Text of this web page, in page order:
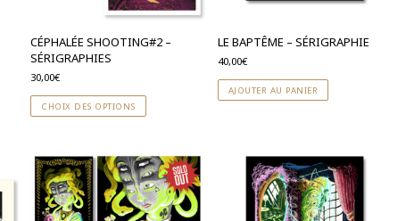
CÉPHALÉE SHOOTING#2 –
SÉRIGRAPHIES
30,00€
CHOIX DES OPTIONS
LE BAPTÊME – SÉRIGRAPHIE
40,00€
AJOUTER AU PANIER